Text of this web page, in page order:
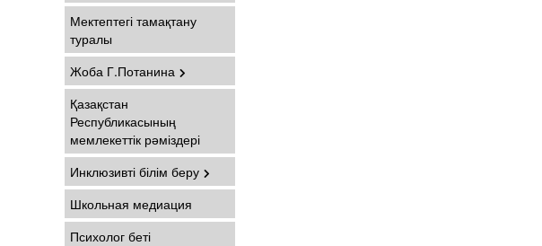
Мектептегі тамақтану
туралы
Жоба Г.Потанина
Қазақстан
Республикасының
мемлекеттік рәміздері
Инклюзивті білім беру
Школьная медиация
Психолог беті